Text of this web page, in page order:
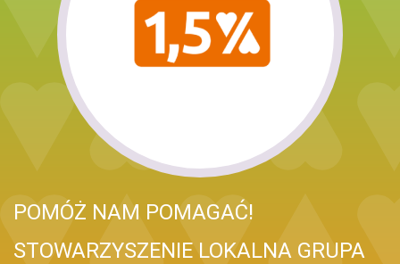
POMÓŻ NAM POMAGAĆ!
STOWARZYSZENIE LOKALNA GRUPA